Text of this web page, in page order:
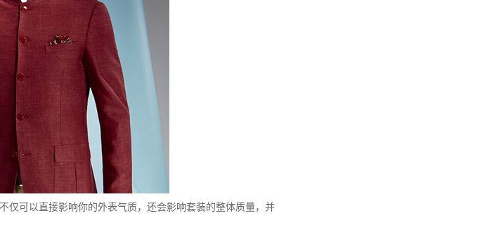
可以直接影响你的外表气质，还会影响套装的整体质量，并